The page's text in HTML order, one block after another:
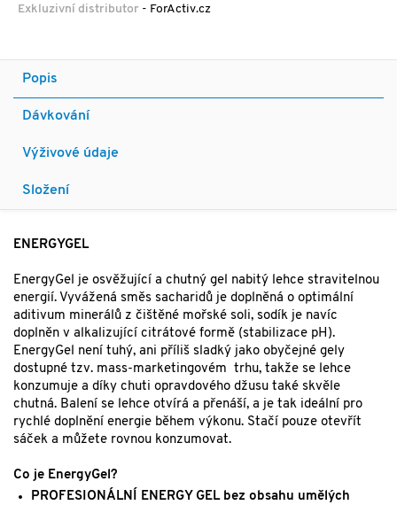
Exkluzivní distributor - ForActiv.cz
Popis
Dávkování
Výživové údaje
Složení
ENERGYGEL
EnergyGel je osvěžující a chutný gel nabitý lehce stravitelnou
energií. Vyvážená směs sacharidů je doplněná o optimální
aditivum minerálů z čištěné mořské soli, sodík je navíc
doplněn v alkalizující citrátové formě (stabilizace pH).
EnergyGel není tuhý, ani příliš sladký jako obyčejné gely
dostupné tzv. mass-marketingovém trhu, takže se lehce
konzumuje a díky chuti opravdového džusu také skvěle
chutná. Balení se lehce otvírá a přenáší, a je tak ideální pro
rychlé doplnění energie během výkonu. Stačí pouze otevřít
sáček a můžete rovnou konzumovat.
Co je EnergyGel?
PROFESIONÁLNÍ ENERGY GEL bez obsahu umělých